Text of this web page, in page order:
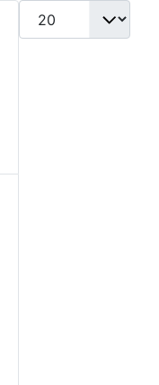
Qtd. a exibir